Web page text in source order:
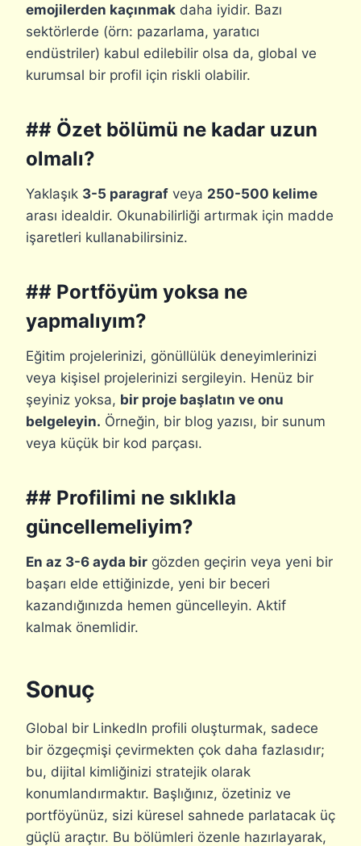
emojilerden kaçınmak daha iyidir. Bazı
sektörlerde (örn: pazarlama, yaratıcı
endüstriler) kabul edilebilir olsa da, global ve
kurumsal bir profil için riskli olabilir.
## Özet bölümü ne kadar uzun
olmalı?
Yaklaşık 3-5 paragraf veya 250-500 kelime
arası idealdir. Okunabilirliği artırmak için madde
işaretleri kullanabilirsiniz.
## Portföyüm yoksa ne
yapmalıyım?
Eğitim projelerinizi, gönüllülük deneyimlerinizi
veya kişisel projelerinizi sergileyin. Henüz bir
şeyiniz yoksa, bir proje başlatın ve onu
belgeleyin. Örneğin, bir blog yazısı, bir sunum
veya küçük bir kod parçası.
## Profilimi ne sıklıkla
güncellemeliyim?
En az 3-6 ayda bir gözden geçirin veya yeni bir
başarı elde ettiğinizde, yeni bir beceri
kazandığınızda hemen güncelleyin. Aktif
kalmak önemlidir.
Sonuç
Global bir LinkedIn profili oluşturmak, sadece
bir özgeçmişi çevirmekten çok daha fazlasıdır;
bu, dijital kimliğinizi stratejik olarak
konumlandırmaktır. Başlığınız, özetiniz ve
portföyünüz, sizi küresel sahnede parlatacak üç
güçlü araçtır. Bu bölümleri özenle hazırlayarak,